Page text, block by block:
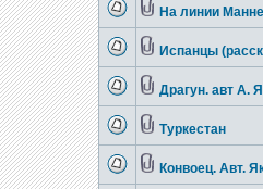
На линии
Испанцы
Драгун. авт А.
Туркестан
Конвоец. Авт.